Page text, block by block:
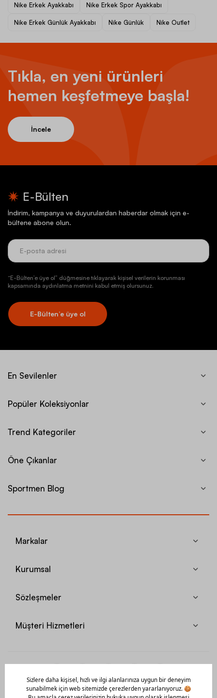
Nike Erkek Ayakkabı Nike Erkek Spor Ayakkabı
Nike Erkek Günlük Ayakkabı Nike Günlük Nike Outlet
Tıkla, en yeni ürünleri
hemen keşfetmeye başla!
İncele
E-Bülten
İndirim, kampanya ve duyurulardan haberdar olmak için e-
bültene abone olun.
“E-Bülten’e üye ol” düğmesine tıklayarak kişisel verilerin korunması
kapsamında aydınlatma metnini kabul etmiş olursunuz.
E-Bülten’e üye ol
En Sevilenler
Popüler Koleksiyonlar
Trend Kategoriler
Öne Çıkanlar
Sportmen Blog
Markalar
Kurumsal
Sözleşmeler
Müşteri Hizmetleri